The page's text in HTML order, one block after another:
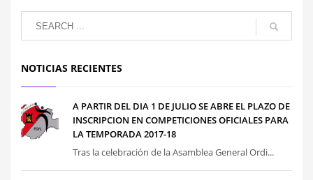
NOTICIAS RECIENTES
A PARTIR DEL DIA 1 DE JULIO SE ABRE EL PLAZO DE
INSCRIPCION EN COMPETICIONES OFICIALES PARA
LA TEMPORADA 2017-18
Tras la celebración de la Asamblea General Ordi...